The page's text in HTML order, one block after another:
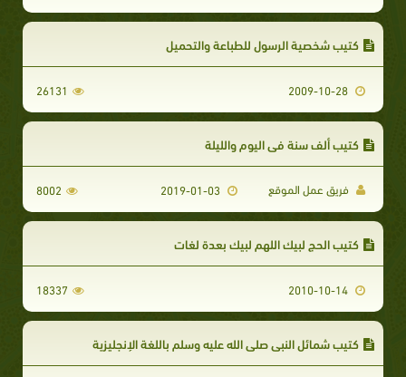
كتيب شخصية الرسول للطباعة والتحميل
26131
كتيب ألف سنة في اليوم والليلة
فريق عمل الموقع 8002
كتيب الحج لبيك اللهم لبيك بعدة لغات
18337
كتيب شمائل النبي صلى الله عليه وسلم باللغة الإنجليزية